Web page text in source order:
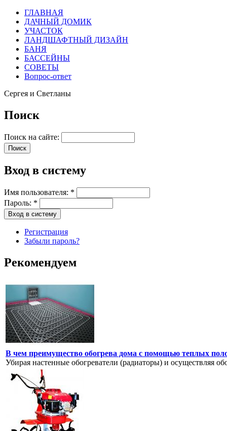
ГЛАВНАЯ
ДАЧНЫЙ ДОМИК
УЧАСТОК
ЛАНДШАФТНЫЙ ДИЗАЙН
БАНЯ
БАССЕЙНЫ
СОВЕТЫ
Вопрос-ответ
Сергея и Светланы
Поиск
Поиск на сайте:
Вход в систему
Имя пользователя: *
Пароль: *
Регистрация
Забыли пароль?
Рекомендуем
В чем преимущество обогрева дома с помощью теплых
Убирая настенные обогреватели (радиаторы) и осуществляя